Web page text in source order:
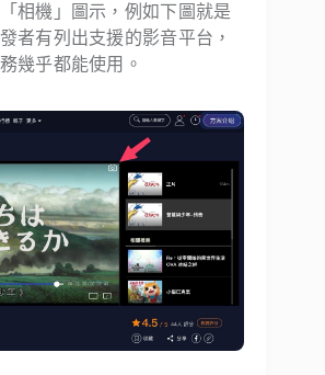
相機」圖示，例如下圖就是
者有列出支援的影音平台，
幾乎都能使用。